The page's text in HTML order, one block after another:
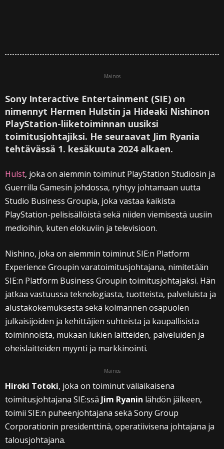
Mainos
Sony Interactive Entertainment (SIE) on
nimennyt Hermen Hulstin ja Hideaki Nishinon
PlayStation-liiketoiminnan uusiksi
toimitusjohtajiksi. He seuraavat Jim Ryania
tehtävässä 1. kesäkuuta 2024 alkaen.
Hulst, joka on aiemmin toiminut PlayStation Studiosin ja
Guerrilla Gamesin johdossa, ryhtyy johtamaan uutta
Studio Business Groupia, joka vastaa kaikista
PlayStation-pelisisällöistä sekä niiden viemisestä uusiin
medioihin, kuten elokuviin ja televisioon.
Nishino, joka on aiemmin toiminut SIE:n Platform
Experience Groupin varatoimitusjohtajana, nimitetään
SIE:n Platform Business Groupin toimitusjohtajaksi. Hän
jatkaa vastuussa teknologiasta, tuotteista, palveluista ja
alustakokemuksesta sekä kolmannen osapuolen
julkaisijoiden ja kehittäjien suhteista ja kaupallisista
toiminnoista, mukaan lukien laitteiden, palveluiden ja
oheislaitteiden myynti ja markkinointi.
Mainos
Hiroki Totoki, joka on toiminut väliaikaisena
toimitusjohtajana SIE:ssä Jim Ryanin lähdön jälkeen,
toimii SIE:n puheenjohtajana sekä Sony Group
Corporationin presidenttinä, operatiivisena johtajana ja
talousjohtajana.